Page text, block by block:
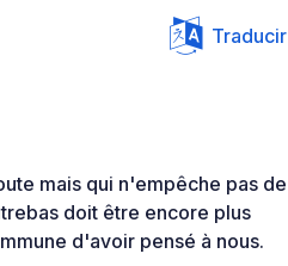
Traducir
mais qui n'empêche pas de
doit être encore plus
d'avoir pensé à nous.